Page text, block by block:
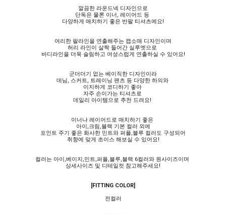
깔끔한 라운드넥 디자인으로
단독은 물론 이너, 레이어드 등
다양하게 매치하기 좋은 반팔 티셔츠에요!
여리한 팔라인을 연출해주는 캡소매 디자인이며
허리 라인이 살짝 들어간 실루엣으로
바디라인을 더욱 슬림하고 여성스럽게 연출하실 수 있어요!
군더더기 없는 베이직한 디자인이라
데님, 스커트, 트레이닝 팬츠 등 다양한 하의와
이지하게 코디하기 좋아
자주 손이가는 티셔츠로
데일리 아이템으로 추천 드려요!
이너나 레이어드로 매치하기 좋은
아이,크림,블랙 기본 컬러 외에
포인트 주기 좋은 화사한 민트와 퍼플,블루 컬러도 구성되어
취향에 맞게 초이스 해보실 수 있어요!
컬러는 아이,베이지,민트,퍼플,블루,블랙 6컬러와 원사이즈이며
상세사이즈 및 디테일컷 참고해주세요!
[FITTING COLOR]
전컬러